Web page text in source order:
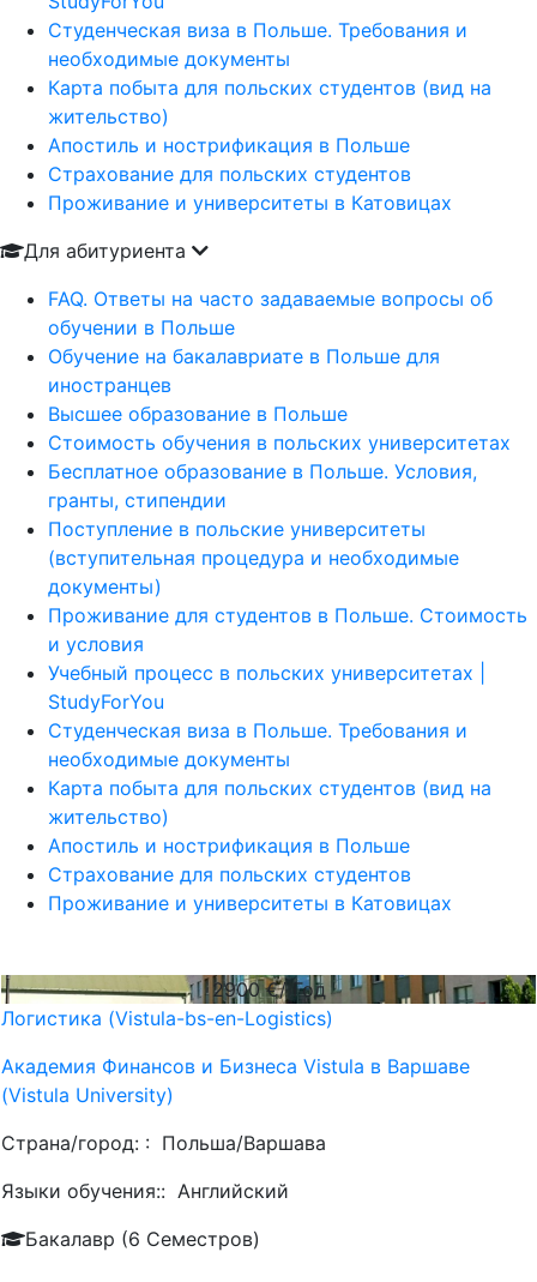
Студенческая виза в Польше. Требования и
необходимые документы
Карта побыта для польских студентов (вид на
жительство)
Апостиль и нострификация в Польше
Страхование для польских студентов
Проживание и университеты в Катовицах
Для абитуриента
FAQ. Ответы на часто задаваемые вопросы об
обучении в Польше
Обучение на бакалавриате в Польше для
иностранцев
Высшее образование в Польше
Стоимость обучения в польских университетах
Бесплатное образование в Польше. Условия,
гранты, стипендии
Поступление в польские университеты
(вступительная процедура и необходимые
документы)
Проживание для студентов в Польше. Стоимость
и условия
Учебный процесс в польских университетах |
StudyForYou
Студенческая виза в Польше. Требования и
необходимые документы
Карта побыта для польских студентов (вид на
жительство)
Апостиль и нострификация в Польше
Страхование для польских студентов
Проживание и университеты в Катовицах
2900€/ Год
Логистика (Vistula-bs-en-Logistics)
Академия Финансов и Бизнеса Vistula в Варшаве
(Vistula University)
Страна/город: : Польша/Варшава
Языки обучения:: Английский
Бакалавр (6 Семестров)